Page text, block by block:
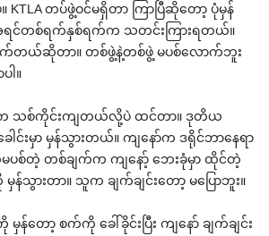
KTLA တပ်ဖွဲ့ဝင်မရှိတာ ကြာပြီဆိုတော့ ပုံမှန်
င်တစ်ရက်နှစ်ရက်က သတင်းကြားရတယ်။
ာက်တယ်ဆိုတာ။ တစ်ဖွဲ့နဲ့တစ်ဖွဲ့ မပစ်လောက်ဘူး
ါ။
သစ်ကိုင်းကျတယ်လို့ပဲ ထင်တာ။ ဒုတိယ
ါင်းမှာ မှန်သွားတယ်။ ကျနော်က ဒရိုင်ဘာနေရာ
ပစ်တဲ့ တစ်ချက်က ကျနော့် ဘေးခုံမှာ ထိုင်တဲ့
သွားတာ။ သူက ချက်ချင်းတော့ မပြောဘူး။
တော့ စက်ကို ခေါ်ခိုင်းပြီး ကျနော် ချက်ချင်း